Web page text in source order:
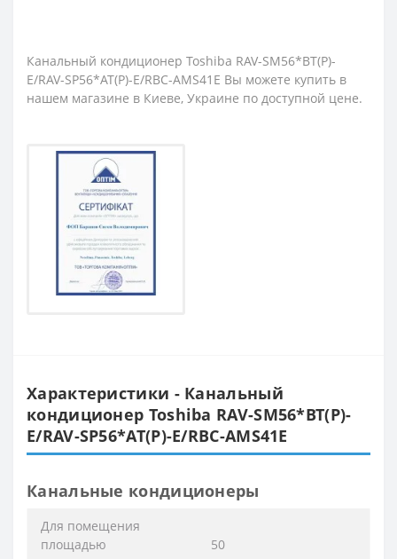
Канальный кондиционер Toshiba RAV-SM56*BT(P)-
E/RAV-SP56*AT(P)-E/RBC-AMS41E Вы можете купить в
нашем магазине в Киеве, Украине по доступной цене.
Характеристики - Канальный
кондиционер Toshiba RAV-SM56*BT(P)-
E/RAV-SP56*AT(P)-E/RBC-AMS41E
Канальные кондиционеры
Для помещения
площадью
50